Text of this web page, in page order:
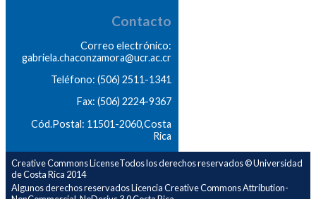
Contacto
Correo electrónico:
gabriela.chaconzamora@ucr.ac.cr
Teléfono: (506) 2511-1341
Fax: (506) 2224-9367
Cód.Postal: 11501-2060,Costa
Rica
Creative Commons LicenseTodos los derechos reservados © Universidad
de Costa Rica 2014
Algunos derechos reservados Licencia Creative Commons Attribution-